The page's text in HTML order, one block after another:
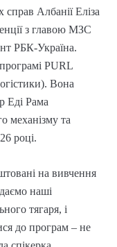
справ Албанії Еліза
з главою МЗС
РБК-Україна.
PURL
Вона
Еді Рама
механізму та
році.
на вивчення
наші
тягаря, і
до програм – не